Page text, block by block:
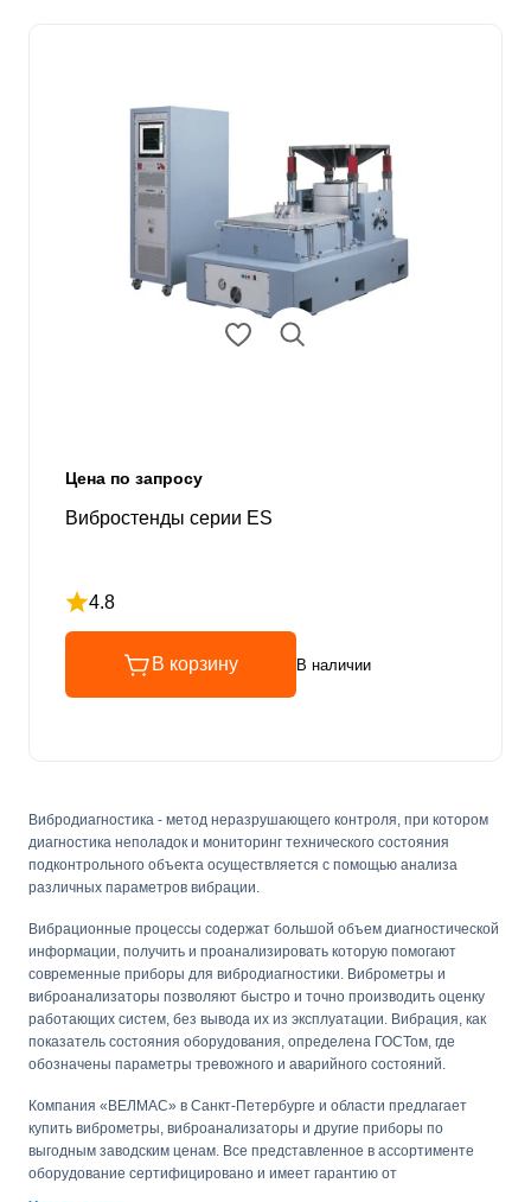
Цена по запросу
Вибростенды серии ES
4.8
Рейтинг 4.8 из 5
В корзину В наличии
Вибродиагностика - метод неразрушающего контроля, при котором
диагностика неполадок и мониторинг технического состояния
подконтрольного объекта осуществляется с помощью анализа
различных параметров вибрации.
Вибрационные процессы содержат большой объем диагностической
информации, получить и проанализировать которую помогают
современные приборы для вибродиагностики. Виброметры и
виброанализаторы позволяют быстро и точно производить оценку
работающих систем, без вывода их из эксплуатации. Вибрация, как
показатель состояния оборудования, определена ГОСТом, где
обозначены параметры тревожного и аварийного состояний.
Компания «ВЕЛМАС» в Санкт-Петербурге и области предлагает
купить виброметры, виброанализаторы и другие приборы по
выгодным заводским ценам. Все представленное в ассортименте
оборудование сертифицировано и имеет гарантию от